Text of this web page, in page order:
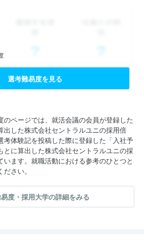
選考難易度を見る
のページでは、就活会議の会員が登録した
出した株式会社セントラルユニの採用倍
考体験記を投稿した際に登録した「入社予
とに算出した株式会社セントラルユニの採
います。就職活動における参考のひとつと
さい。
度・採用大学の詳細をみる